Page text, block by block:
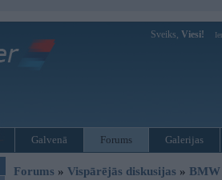
Sveiks, Viesi!
Galvenā Forums Galerijas
Forums » Vispārējās diskusijas » BMW